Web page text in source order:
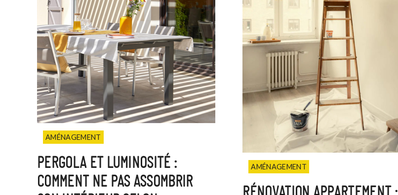
AMÉNAGEMENT
AMÉNAGEMENT
PERGOLA ET LUMINOSITÉ :
COMMENT NE PAS ASSOMBRIR